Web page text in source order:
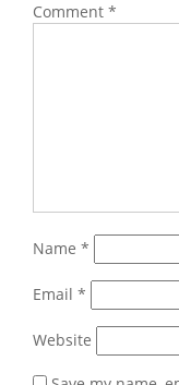
Comment *
Name *
Email *
Website